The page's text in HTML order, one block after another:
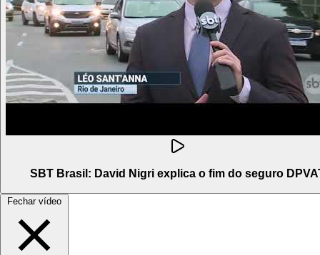
SBT Brasil: David Nigri explica o fim do seguro
Fechar vídeo